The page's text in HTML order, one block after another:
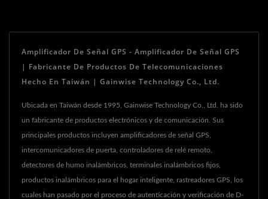
Amplificador De Señal GPS - Amplificador De Señal GPS
| Fabricante De Productos De Telecomunicaciones
Hecho En Taiwán | Gainwise Technology Co., Ltd.
Ubicada en Taiwán desde 1995, Gainwise Technology Co., Ltd. ha sido
un fabricante de productos electrónicos y de comunicación. Sus
principales productos incluyen amplificadores de señal GPS,
intercomunicadores de puerta, controladores de relé remoto,
detectores de humo inalámbricos, terminales inalámbricos fijos,
productos inalámbricos para el hogar inteligente, rastreadores GPS, los
cuales han pasado por el proceso de autenticación y verificación de D-